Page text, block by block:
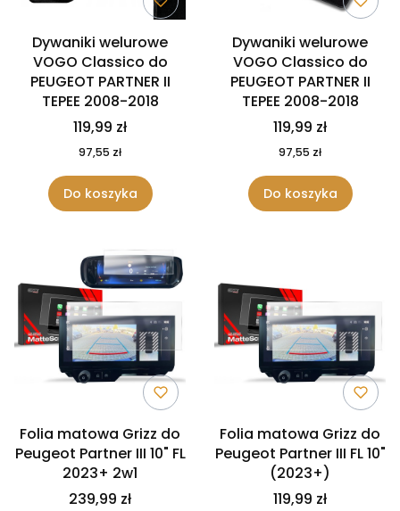
Dywaniki welurowe
VOGO Classico do
PEUGEOT PARTNER II
TEPEE 2008-2018
119,99 zł
97,55 zł
Do koszyka
Dywaniki welurowe
VOGO Classico do
PEUGEOT PARTNER II
TEPEE 2008-2018
119,99 zł
97,55 zł
Do koszyka
Folia matowa Grizz do
Peugeot Partner III 10" FL
2023+ 2w1
239,99 zł
Folia matowa Grizz do
Peugeot Partner III FL 10"
(2023+)
119,99 zł